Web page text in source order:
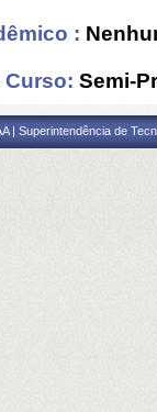
:
Curso: Semi-
| Superintendência de